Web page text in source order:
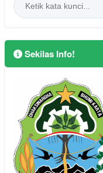
Sekilas Info!